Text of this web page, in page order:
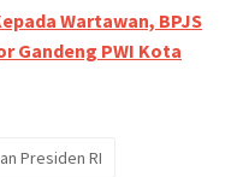
Wartawan, BPJS
Gandeng PWI Kota
Presiden RI